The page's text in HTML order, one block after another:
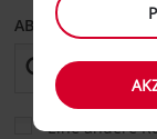
ABHOLEN VON
Eine andere